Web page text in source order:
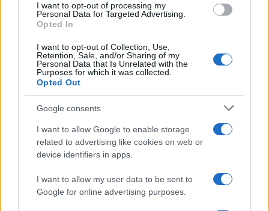
I want to opt-out of processing my
Personal Data for Targeted Advertising.
Opted In
I want to opt-out of Collection, Use,
Retention, Sale, and/or Sharing of my
Personal Data that Is Unrelated with the
Purposes for which it was collected.
Opted Out
Google consents
I want to allow Google to enable storage
related to advertising like cookies on web or
device identifiers in apps.
I want to allow my user data to be sent to
Google for online advertising purposes.
Continua a leggere
NEWS